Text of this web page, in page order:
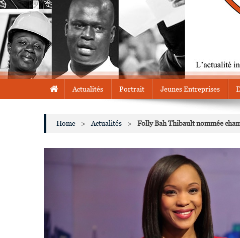
Actualités Portrait Jeunes Entreprises
Home > Actualités > Folly Bah Thibault nommée